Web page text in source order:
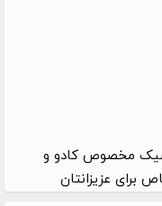
شیک مخصوص کادو و
عزیزانتان